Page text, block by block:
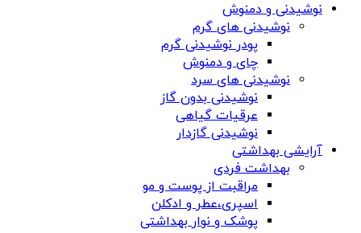
نوشیدنی و دمنوش
نوشیدنی های گرم
پودر نوشیدنی گرم
چای و دمنوش
نوشیدنی های سرد
نوشیدنی بدون گاز
عرقیات گیاهی
نوشیدنی گازدار
آرایشی بهداشتی
بهداشت فردی
مراقبت از پوست و مو
اسپری،عطر و ادکلن
پوشک و نوار بهداشتی